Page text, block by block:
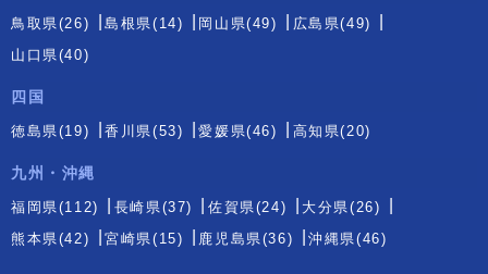
鳥取県(26) 島根県(14) 岡山県(49)
広島県(49)
山口県(40)
四国
徳島県(19) 香川県(53) 愛媛県(46) 高知県(20)
九州・沖縄
福岡県(112) 長崎県(37) 佐賀県(24)
大分県(26)
熊本県(42)
宮崎県(15) 鹿児島県(36) 沖縄県(46)